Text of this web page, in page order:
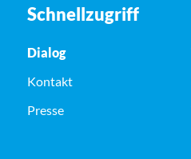
Schnellzugriff
Dialog
Kontakt
Presse